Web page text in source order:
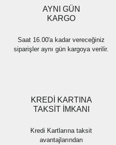
pahalı.
olmalı.
AYNI GÜN
KARGO
Saat 16.00'a kadar vereceğiniz
siparişler aynı gün kargoya verilir.
KREDİ KARTINA
TAKSİT İMKANI
Kredi Kartlarına taksit
avantajlarından